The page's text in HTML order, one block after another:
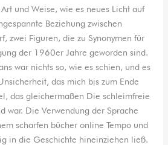
und Weise, wie es neues Licht auf
Beziehung zwischen
zwei Figuren, die zu Synonymen für
der 1960er Jahre geworden sind.
war nichts so, wie es schien, und es
das mich bis zum Ende
das gleichermaßen Die schleimfreie
war. Die Verwendung der Sprache
scharfen bücher online Tempo und
in die Geschichte hineinziehen ließ.